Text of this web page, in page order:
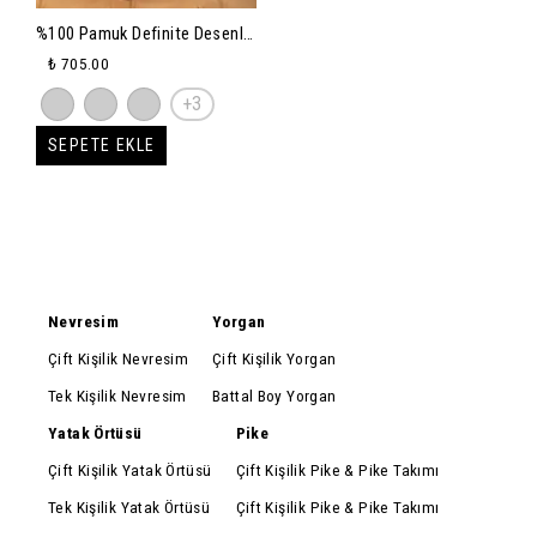
%100 Pamuk Definite Desenli
Çok Amaçlı Koltuk Şalı 130 X
170 (KIRLENTSİZ) - camel
₺ 705.00
+3
SEPETE EKLE
Nevresim
Çift Kişilik Nevresim
Tek Kişilik Nevresim
Yorgan
Çift Kişilik Yorgan
Battal Boy Yorgan
Yatak Örtüsü
Çift Kişilik Yatak Örtüsü
Tek Kişilik Yatak Örtüsü
Pike
Çift Kişilik Pike & Pike Takımı
Çift Kişilik Pike & Pike Takımı